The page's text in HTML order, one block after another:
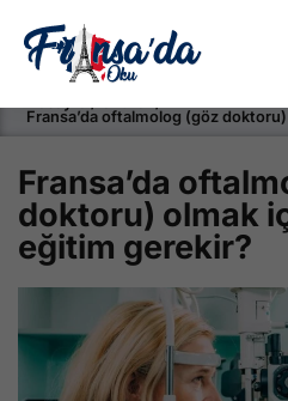
Fransa’da oftalmolog (göz
Fransa’da
doktoru) olmak
eğitim gerekir?